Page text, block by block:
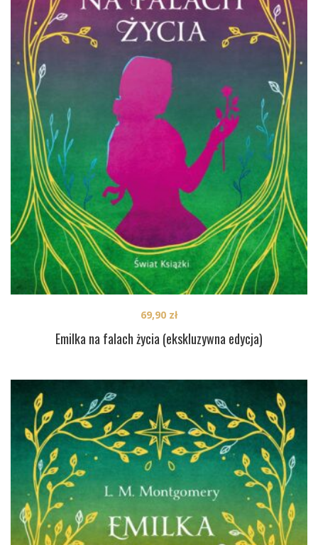
Emilka na falach życia (ekskluzywna edycja)
69,90 zł